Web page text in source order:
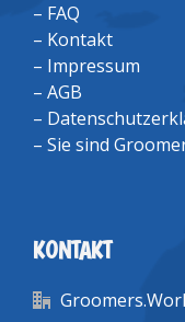
– FAQ
– Kontakt
– Impressum
– AGB
–
– Sie sind
KONTAKT